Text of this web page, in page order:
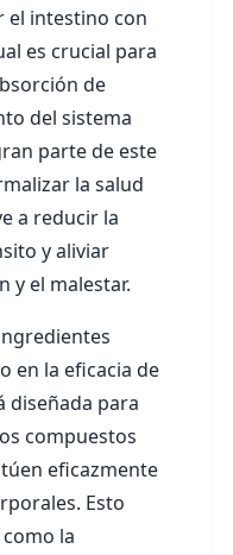
el intestino con
es crucial para
de
del sistema
parte de este
la salud
a reducir la
y aliviar
y el malestar.
en la eficacia de
diseñada para
compuestos
eficazmente
Esto
la